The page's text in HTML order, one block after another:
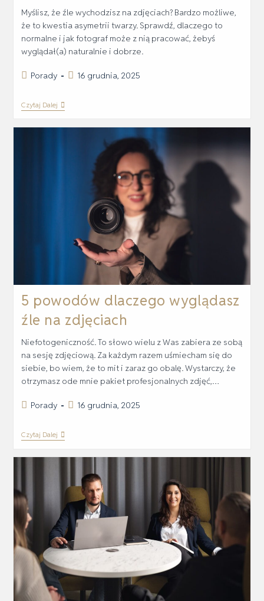
Myślisz, że źle wychodzisz na zdjęciach? Bardzo możliwe,
że to kwestia asymetrii twarzy. Sprawdź, dlaczego to
normalne i jak fotograf może z nią pracować, żebyś
wyglądał(a) naturalnie i dobrze.
Porady 16 grudnia, 2025
Czytaj Dalej
5 powodów dlaczego wyglądasz
źle na zdjęciach
Niefotogeniczność. To słowo wielu z Was zabiera ze sobą
na sesję zdjęciową. Za każdym razem uśmiecham się do
siebie, bo wiem, że to mit i zaraz go obalę. Wystarczy, że
otrzymasz ode mnie pakiet profesjonalnych zdjęć,…
Porady 16 grudnia, 2025
Czytaj Dalej